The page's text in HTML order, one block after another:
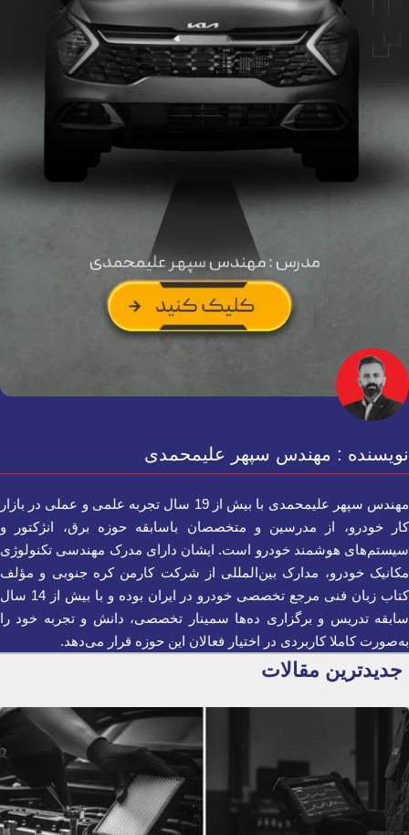
نویسنده : مهندس سپهر علیمحمدی
مهندس سپهر علیمحمدی با بیش از 19 سال تجربه علمی و عملی در بازار
کار خودرو، از مدرسین و متخصصان باسابقه حوزه برق، انژکتور و
سیستم‌های هوشمند خودرو است. ایشان دارای مدرک مهندسی تکنولوژی
مکانیک خودرو، مدارک بین‌المللی از شرکت کارمن کره جنوبی و مؤلف
کتاب زبان فنی مرجع تخصصی خودرو در ایران بوده و با بیش از 14 سال
سابقه تدریس و برگزاری ده‌ها سمینار تخصصی، دانش و تجربه خود را
به‌صورت کاملا کاربردی در اختیار فعالان این حوزه قرار می‌دهد.
جدیدترین مقالات